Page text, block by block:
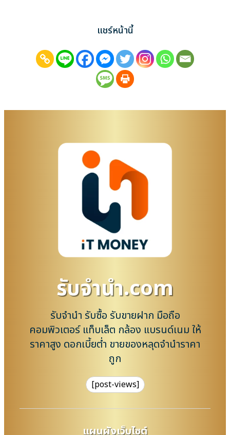
แชร์หน้านี้
รับจํานํา.com
รับจำนำ รับซื้อ รับขายฝาก มือถือ
คอมพิวเตอร์ แท็บเล็ต กล้อง แบรนด์เนม ให้
ราคาสูง ดอกเบี้ยต่ำ ขายของหลุดจำนำราคา
ถูก
[post-views]
แผนผังเว็บไซต์